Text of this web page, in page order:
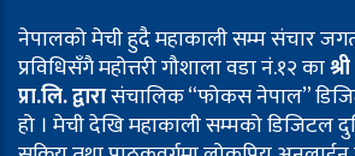
नेपालको मेची हुदै महाकाली सम्म संचार
प्रविधिसँगै महोत्तरी गौशाला वडा नं.१२ का
प्रा.लि. द्वारासंचालिक “फोकस नेपाल”
हो । मेची देखि महाकाली सम्मको डिजिटल